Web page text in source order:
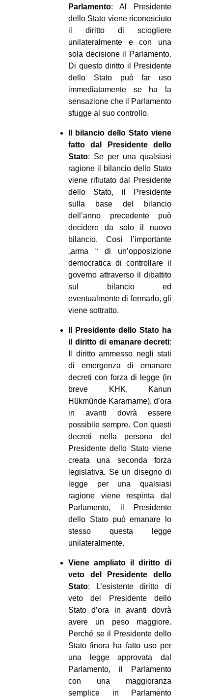
Parlamento: Al Presidente
dello Stato viene riconosciuto
il diritto di sciogliere
unilateralmente e con una
sola decisione il Parlamento.
Di questo diritto il Presidente
dello Stato può far uso
immediatamente se ha la
sensazione che il Parlamento
sfugge al suo controllo.
Il bilancio dello Stato viene
fatto dal Presidente dello
Stato: Se per una qualsiasi
ragione il bilancio dello Stato
viene rifiutato dal Presidente
dello Stato, il Presidente
sulla base del bilancio
dell’anno precedente può
decidere da solo il nuovo
bilancio. Così l’importante
„arma “ di un’opposizione
democratica di controllare il
governo attraverso il dibattito
sul bilancio ed
eventualmente di fermarlo, gli
viene sottratto.
Il Presidente dello Stato ha
il diritto di emanare decreti:
Il diritto ammesso negli stati
di emergenza di emanare
decreti con forza di legge (in
breve KHK, Kanun
Hükmünde Kararname), d’ora
in avanti dovrà essere
possibile sempre. Con questi
decreti nella persona del
Presidente dello Stato viene
creata una seconda forza
legislativa. Se un disegno di
legge per una qualsiasi
ragione viene respinta dal
Parlamento, il Presidente
dello Stato può emanare lo
stesso questa legge
unilateralmente.
Viene ampliato il diritto di
veto del Presidente dello
Stato: L’esistente diritto di
veto del Presidente dello
Stato d’ora in avanti dovrà
avere un peso maggiore.
Perché se il Presidente dello
Stato finora ha fatto uso per
una legge approvata dal
Parlamento, il Parlamento
con una maggioranza
semplice in Parlamento